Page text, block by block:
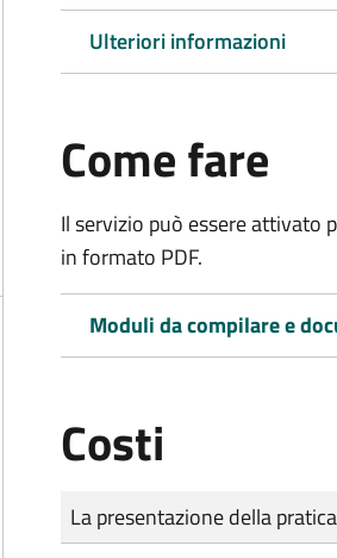
Ulteriori informazioni
Come fare
Il servizio può essere attivato
in formato PDF.
Moduli da compilare e
Costi
Tipo di pagamento
Importo
La presentazione della